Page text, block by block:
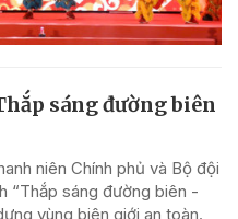
sáng đường biên
niên Chính phủ và Bộ đội
“Thắp sáng đường biên -
vùng biên giới an toàn.